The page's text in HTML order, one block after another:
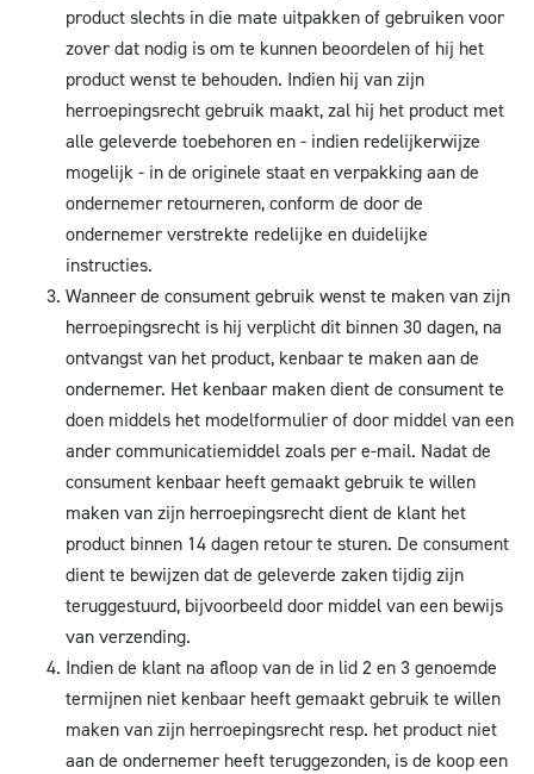
product slechts in die mate uitpakken of gebruiken voor
zover dat nodig is om te kunnen beoordelen of hij het
product wenst te behouden. Indien hij van zijn
herroepingsrecht gebruik maakt, zal hij het product met
alle geleverde toebehoren en - indien redelijkerwijze
mogelijk - in de originele staat en verpakking aan de
ondernemer retourneren, conform de door de
ondernemer verstrekte redelijke en duidelijke
instructies.
Wanneer de consument gebruik wenst te maken van zijn
herroepingsrecht is hij verplicht dit binnen 30 dagen, na
ontvangst van het product, kenbaar te maken aan de
ondernemer. Het kenbaar maken dient de consument te
doen middels het modelformulier of door middel van een
ander communicatiemiddel zoals per e-mail. Nadat de
consument kenbaar heeft gemaakt gebruik te willen
maken van zijn herroepingsrecht dient de klant het
product binnen 14 dagen retour te sturen. De consument
dient te bewijzen dat de geleverde zaken tijdig zijn
teruggestuurd, bijvoorbeeld door middel van een bewijs
van verzending.
Indien de klant na afloop van de in lid 2 en 3 genoemde
termijnen niet kenbaar heeft gemaakt gebruik te willen
maken van zijn herroepingsrecht resp. het product niet
aan de ondernemer heeft teruggezonden, is de koop een